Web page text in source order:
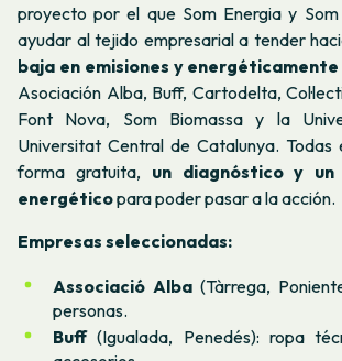
proyecto por el que Som Energia y
ayudar al tejido empresarial a tender
baja en emisiones y
Asociación Alba, Buff, Cartodelta,
Font Nova, Som Biomassa y la
Universitat Central de Catalunya. Todas
forma gratuita, un diagnóstico y un
energéticopara poder pasar a la acción.
Empresas seleccionadas:
Associació Alba (Tàrrega,
personas.
Buff(Igualada, Penedés): ropa